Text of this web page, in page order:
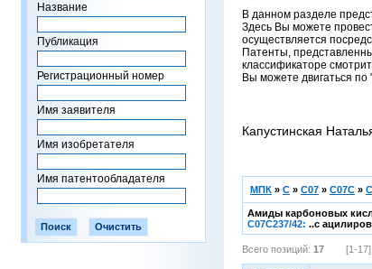
Название
Публикация
Регистрационный номер
Имя заявителя
Имя изобретателя
Имя патентообладателя
В данном разделе
Здесь Вы можете
осуществляется
Патенты,
классификаторе
Вы можете двигаться по
Капустинская
МПК » C » C07 » C07C »
Амиды карбоновых
C07C237/42: ..с
Всего позиций: 17 [1-17]